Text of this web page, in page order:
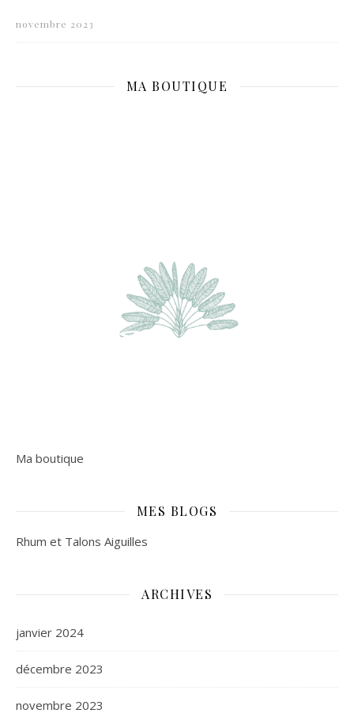
novembre 2023
MA BOUTIQUE
Ma boutique
MES BLOGS
Rhum et Talons Aiguilles
ARCHIVES
janvier 2024
décembre 2023
novembre 2023